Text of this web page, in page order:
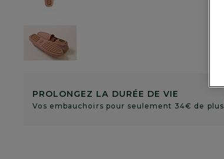
PROLONGEZ LA DURÉE DE VIE
Vos embauchoirs pour seulement 34€ de plus